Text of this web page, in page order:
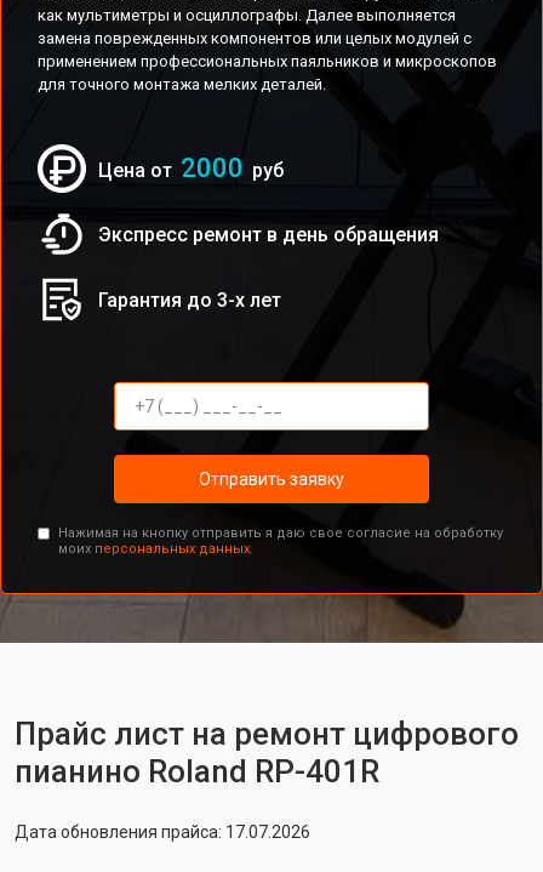
как мультиметры и осциллографы. Далее выполняется
замена поврежденных компонентов или целых модулей с
применением профессиональных паяльников и микроскопов
для точного монтажа мелких деталей.
Цена от 2000 руб
Экспресс ремонт в день обращения
Гарантия до 3-х лет
Отправить заявку
Нажимая на кнопку отправить я даю свое согласие на обработку
моих персональных данных.
Прайс лист на ремонт цифрового
пианино Roland RP-401R
Дата обновления прайса: 17.07.2026